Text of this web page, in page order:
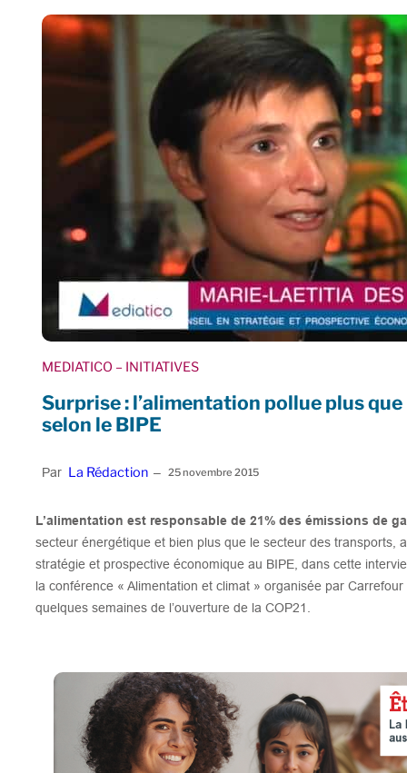
MEDIATICO – INITIATIVES
Surprise : l’alimentation pollue plus
selon le BIPE
Par La Rédaction – 25 novembre 2015
L’alimentation est responsable de 21% des émissions de
secteur énergétique et bien plus que le secteur des transports,
stratégie et prospective économique au BIPE, dans cette
la conférence « Alimentation et climat » organisée par
quelques semaines de l’ouverture de la COP21.